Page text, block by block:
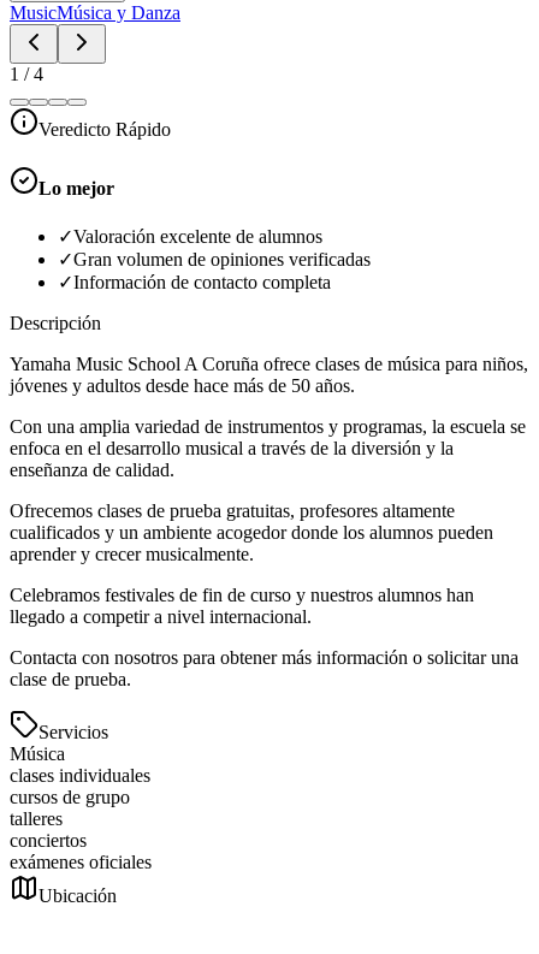
MusicMúsica y Danza
1 /4
Veredicto Rápido
Lo mejor
✓Valoración excelente de alumnos
✓Gran volumen de opiniones verificadas
✓Información de contacto completa
Descripción
Yamaha Music School A Coruña ofrece clases de música para niños,
jóvenes y adultos desde hace más de 50 años.
Con una amplia variedad de instrumentos y programas, la escuela se
enfoca en el desarrollo musical a través de la diversión y la
enseñanza de calidad.
Ofrecemos clases de prueba gratuitas, profesores altamente
cualificados y un ambiente acogedor donde los alumnos pueden
aprender y crecer musicalmente.
Celebramos festivales de fin de curso y nuestros alumnos han
llegado a competir a nivel internacional.
Contacta con nosotros para obtener más información o solicitar una
clase de prueba.
Servicios
Música
clases individuales
cursos de grupo
talleres
conciertos
exámenes oficiales
Ubicación